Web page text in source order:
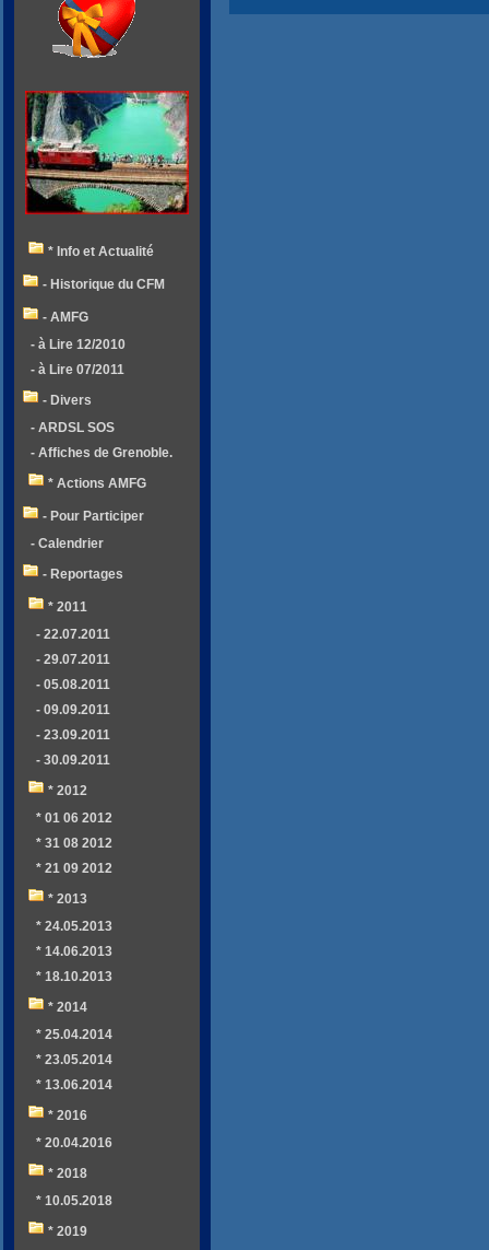
* Info et Actualité
- Historique du CFM
- AMFG
- à Lire 12/2010
- à Lire 07/2011
- Divers
- ARDSL SOS
- Affiches de Grenoble.
* Actions AMFG
- Pour Participer
- Calendrier
- Reportages
* 2011
- 22.07.2011
- 29.07.2011
- 05.08.2011
- 09.09.2011
- 23.09.2011
- 30.09.2011
* 2012
* 01 06 2012
* 31 08 2012
* 21 09 2012
* 2013
* 24.05.2013
* 14.06.2013
* 18.10.2013
* 2014
* 25.04.2014
* 23.05.2014
* 13.06.2014
* 2016
* 20.04.2016
* 2018
* 10.05.2018
* 2019